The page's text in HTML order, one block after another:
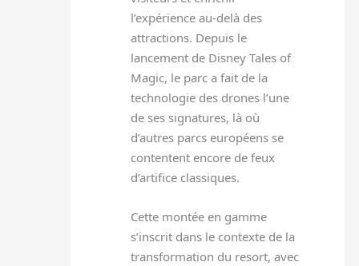
l’expérience au-delà des
attractions. Depuis le
lancement de Disney Tales of
Magic, le parc a fait de la
technologie des drones l’une
de ses signatures, là où
d’autres parcs européens se
contentent encore de feux
d’artifice classiques.
Cette montée en gamme
s’inscrit dans le contexte de la
transformation du resort, avec